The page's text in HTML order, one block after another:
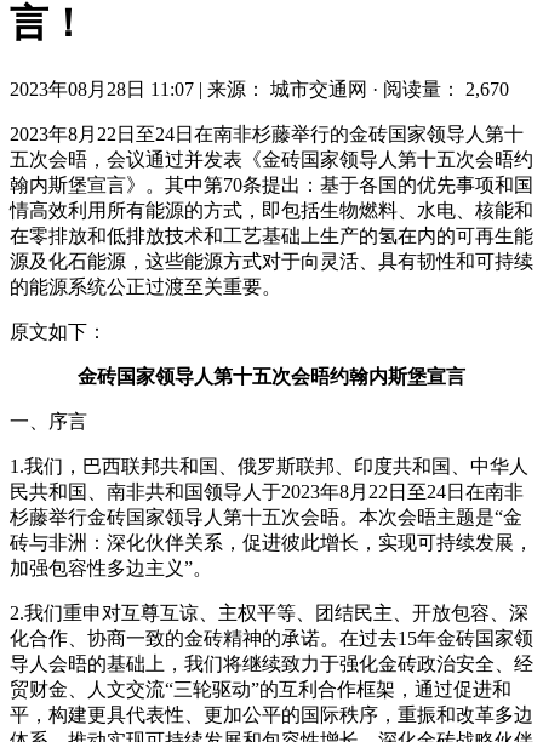
言！
2023年08月28日 11:07 | 来源： 城市交通网 · 阅读量： 2,670
2023年8月22日至24日在南非杉藤举行的金砖国家领导人第十
五次会晤，会议通过并发表《金砖国家领导人第十五次会晤约
翰内斯堡宣言》。其中第70条提出：基于各国的优先事项和国
情高效利用所有能源的方式，即包括生物燃料、水电、核能和
在零排放和低排放技术和工艺基础上生产的氢在内的可再生能
源及化石能源，这些能源方式对于向灵活、具有韧性和可持续
的能源系统公正过渡至关重要。
原文如下：
金砖国家领导人第十五次会晤约翰内斯堡宣言
一、序言
1.我们，巴西联邦共和国、俄罗斯联邦、印度共和国、中华人
民共和国、南非共和国领导人于2023年8月22日至24日在南非
杉藤举行金砖国家领导人第十五次会晤。本次会晤主题是“金
砖与非洲：深化伙伴关系，促进彼此增长，实现可持续发展，
加强包容性多边主义”。
2.我们重申对互尊互谅、主权平等、团结民主、开放包容、深
化合作、协商一致的金砖精神的承诺。在过去15年金砖国家领
导人会晤的基础上，我们将继续致力于强化金砖政治安全、经
贸财金、人文交流“三轮驱动”的互利合作框架，通过促进和
平，构建更具代表性、更加公平的国际秩序，重振和改革多边